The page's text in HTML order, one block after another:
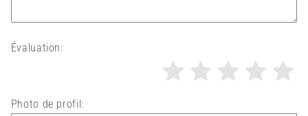
Évaluation:
Photo de profil: